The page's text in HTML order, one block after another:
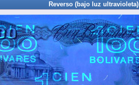
Reverso (bajo luz ultravioleta)